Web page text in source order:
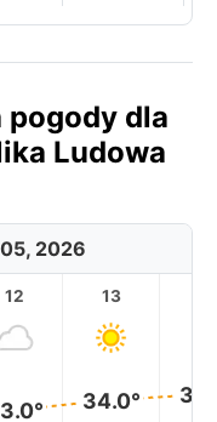
pogody dla
Ludowa
2026
12 13
34.0°